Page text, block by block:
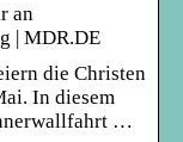
an
| MDR.DE
die Christen
In diesem
…